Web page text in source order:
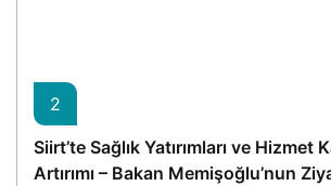
2
Siirt’te Sağlık Yatırımları ve Hizmet
Artırımı – Bakan Memişoğlu’nun